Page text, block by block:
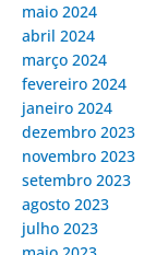
maio 2024
abril 2024
março 2024
fevereiro 2024
janeiro 2024
dezembro 2023
novembro 2023
setembro 2023
agosto 2023
julho 2023